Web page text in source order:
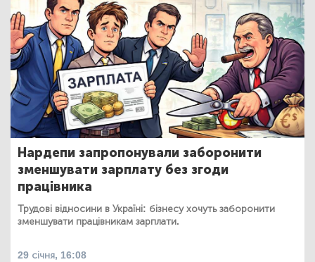
Нардепи запропонували заборонити
зменшувати зарплату без згоди
працівника
Трудові відносини в Україні: бізнесу хочуть заборонити
зменшувати працівникам зарплати.
29 січня, 16:08